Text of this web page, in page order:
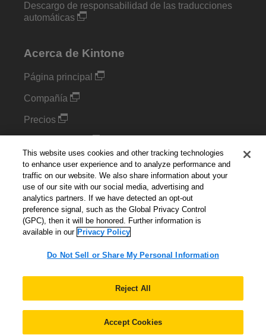
Descargo de responsabilidad de las traducciones
automáticas
Acerca de Kintone
Página principal
Compañía
Precios
Blog
Configuración de cookies
Do Not Sell or Share My Personal Information
Español ▼
© 2026 Corporación Kintone. Todos los derechos reservados.
This website uses cookies and other tracking technologies
to enhance user experience and to analyze performance and
traffic on our website. We also share information about your
use of our site with our social media, advertising and
analytics partners. If we have detected an opt-out
preference signal, such as the Global Privacy Control
(GPC), then it will be honored. Further information is
available in our Privacy Policy
Do Not Sell or Share My Personal Information
Reject All
Accept Cookies